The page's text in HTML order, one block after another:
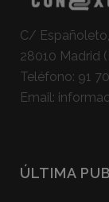
C/
28010 Madrid
Teléfono: 91
Email:
ÚLTIMA